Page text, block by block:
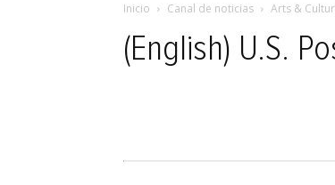
Inicio Canal de noticias Arts &
(English) U.S.